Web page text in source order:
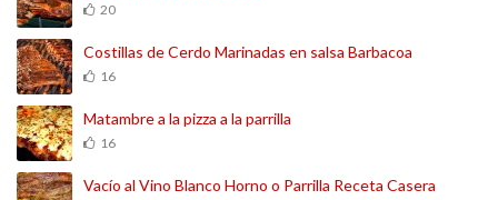
20
Costillas de Cerdo Marinadas en salsa Barbacoa
16
Matambre a la pizza a la parrilla
16
Vacío al Vino Blanco Horno o Parrilla Receta Casera